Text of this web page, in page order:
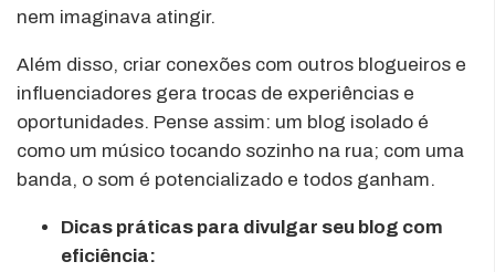
nem imaginava atingir.
Além disso, criar conexões com outros blogueiros e
influenciadores gera trocas de experiências e
oportunidades. Pense assim: um blog isolado é
como um músico tocando sozinho na rua; com uma
banda, o som é potencializado e todos ganham.
Dicas práticas para divulgar seu blog com
eficiência: